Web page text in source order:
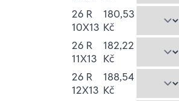
26 R
10X13
180,53
Kč
26 R
11X13
182,22
Kč
26 R
12X13
188,54
Kč